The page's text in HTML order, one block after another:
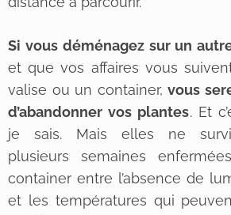
Si vous déménagez sur un
et que vos affaires vous
valise ou un container,vous
d’abandonner vos plantes. Et
je sais. Mais elles ne
plusieurs semaines
container entre l’absence de
et les températures qui